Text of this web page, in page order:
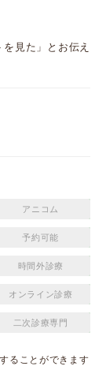
見た」とお伝え
アニコム
予約可能
時間外診療
オンライン診療
二次診療専門
することができます